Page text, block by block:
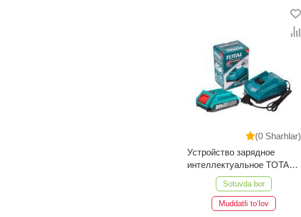
(0 Sharhlar)
Устройство зарядное
интеллектуальное TOTAL
TFCLI2001
Sotuvda bor
Muddatli to‘lov